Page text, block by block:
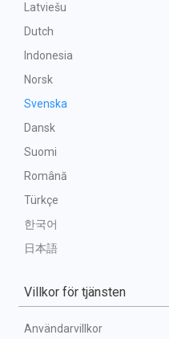
Latviešu
Dutch
Indonesia
Norsk
Svenska
Dansk
Suomi
Română
Türkçe
한국어
日本語
Villkor för tjänsten
Användarvillkor